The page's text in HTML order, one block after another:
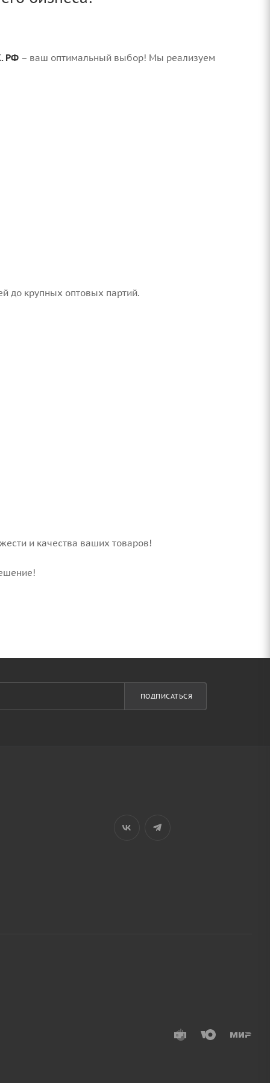
РФ – ваш оптимальный выбор! Мы реализуем
до крупных оптовых партий.
и качества ваших товаров!
ПОДПИСАТЬСЯ